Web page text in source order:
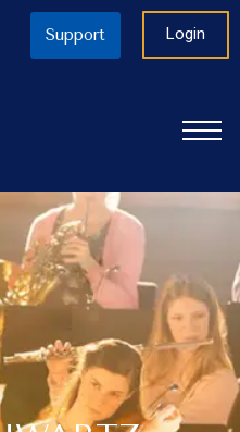
Support Login